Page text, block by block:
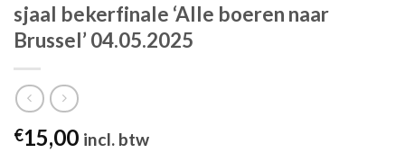
sjaal bekerfinale ‘Alle boeren naar
Brussel’ 04.05.2025
€15,00 incl. btw